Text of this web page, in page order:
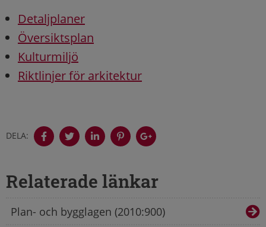
Detaljplaner
Översiktsplan
Kulturmiljö
Riktlinjer för arkitektur
DELA:
Relaterade länkar
Plan- och bygglagen (2010:900)